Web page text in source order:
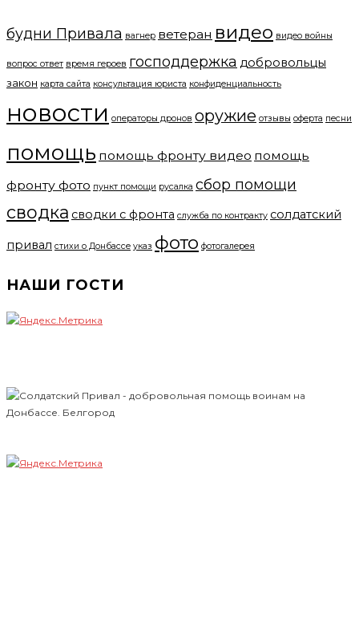
будни Привала вагнер ветеран видео видео войны
вопрос ответ время героев господдержка добровольцы
закон карта сайта консультация юриста конфиденциальность
новости операторы дронов оружие отзывы оферта песни
помощь помощь фронту видео помощь
фронту фото пункт помощи русалка сбор помощи
сводка сводки с фронта служба по контракту солдатский
привал стихи о Донбассе указ фото фотогалерея
НАШИ ГОСТИ